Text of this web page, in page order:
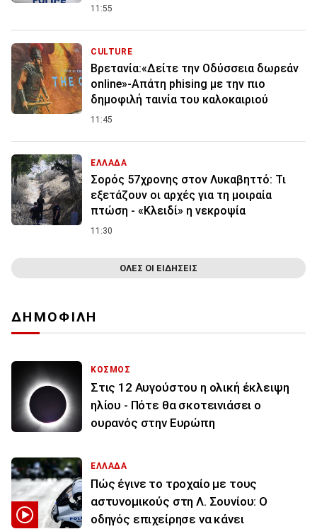
11:55
CULTURE
Βρετανία:«Δείτε την Οδύσσεια δωρεάν
online»-Απάτη phising με την πιο
δημοφιλή ταινία του καλοκαιριού
11:45
ΕΛΛΑΔΑ
Σορός 57χρονης στον Λυκαβηττό: Τι
εξετάζουν οι αρχές για τη μοιραία
πτώση - «Κλειδί» η νεκροψία
11:30
ΟΛΕΣ ΟΙ ΕΙΔΗΣΕΙΣ
ΔΗΜΟΦΙΛΗ
ΚΟΣΜΟΣ
Στις 12 Αυγούστου η ολική έκλειψη
ηλίου - Πότε θα σκοτεινιάσει ο
ουρανός στην Ευρώπη
ΕΛΛΑΔΑ
Πώς έγινε το τροχαίο με τους
αστυνομικούς στη Λ. Σουνίου: Ο
οδηγός επιχείρησε να κάνει